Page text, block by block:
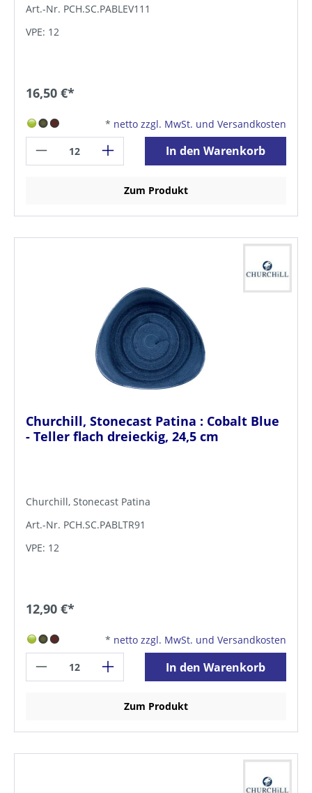
Art.-Nr. PCH.SC.PABLEV111
VPE: 12
16,50 €*
* netto zzgl. MwSt. und Versandkosten
In den Warenkorb
Zum Produkt
Churchill, Stonecast Patina : Cobalt Blue
- Teller flach dreieckig, 24,5 cm
Churchill, Stonecast Patina
Art.-Nr. PCH.SC.PABLTR91
VPE: 12
12,90 €*
* netto zzgl. MwSt. und Versandkosten
In den Warenkorb
Zum Produkt